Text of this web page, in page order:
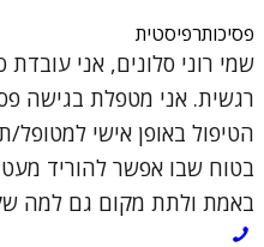
פסיכותרפיסטית
שמי רוני סלונים, אני
רגשית. אני מטפלת בגישה
הטיפול באופן אישי
בטוח שבו אפשר להוריד
באמת ולתת מקום גם למה